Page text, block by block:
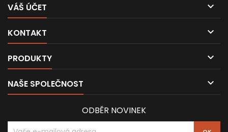
VÁŠ ÚČET 
KONTAKT 
PRODUKTY 
NAŠE SPOLEČNOST 
ODBĚR NOVINEK